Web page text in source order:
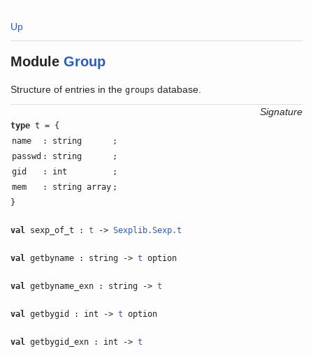
Up
Module Group
Structure of entries in thegroups database.
Signature
type t = {
name
: string
;
passwd : string
;
gid
: int
;
mem
: string array ;
}
val sexp_of_t :t ->Sexplib.Sexp.t
val getbyname : string ->t option
val getbyname_exn : string ->t
val getbygid : int ->t option
val getbygid_exn : int ->t